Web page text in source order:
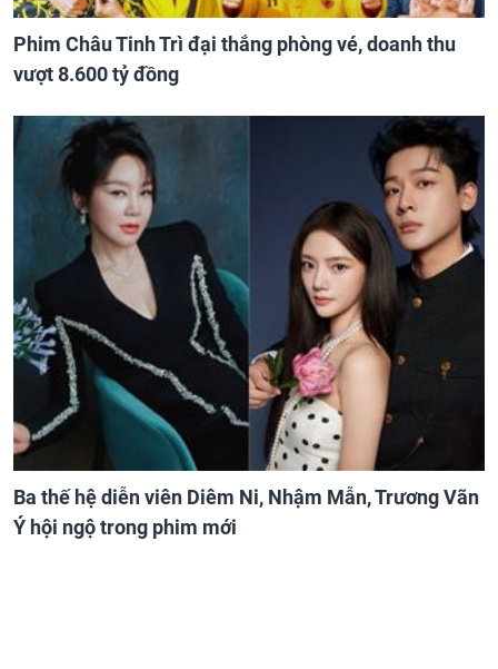
Phim Châu Tinh Trì đại thắng phòng vé, doanh thu
vượt 8.600 tỷ đồng
Ba thế hệ diễn viên Diêm Ni, Nhậm Mẫn, Trương Vãn
Ý hội ngộ trong phim mới